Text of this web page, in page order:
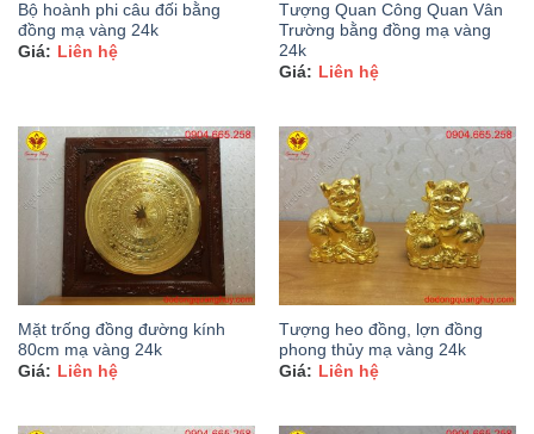
Bộ hoành phi câu đối bằng
đồng mạ vàng 24k
Liên hệ
Tượng Quan Công Quan Vân
Trường bằng đồng mạ vàng
24k
Liên hệ
Mặt trống đồng đường kính
80cm mạ vàng 24k
Liên hệ
Tượng heo đồng, lợn đồng
phong thủy mạ vàng 24k
Liên hệ